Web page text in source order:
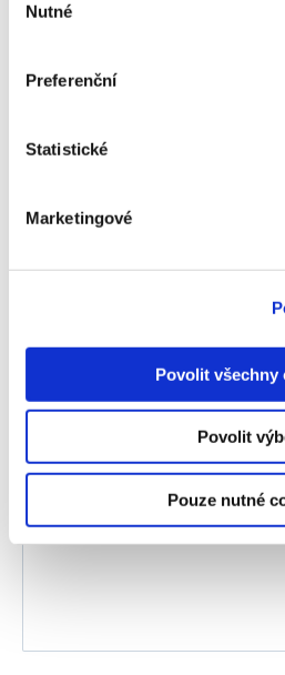
souhlasu
Nutné
Preferenční
Statistické
Marketingové
Povolit všechny
Povolit
Pouze nutné
případové
populárně-
Napsat
Vaše e-mailová adresa nebude
informace jsou označeny*